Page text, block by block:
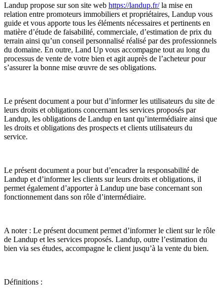
Landup propose sur son site web https://landup.fr/la mise en
relation entre promoteurs immobiliers et propriétaires, Landup vous
guide et vous apporte tous les éléments nécessaires et pertinents en
matière d’étude de faisabilité, commerciale, d’estimation de prix du
terrain ainsi qu’un conseil personnalisé réalisé par des professionnels
du domaine. En outre, Land Up vous accompagne tout au long du
processus de vente de votre bien et agit auprès de l’acheteur pour
s’assurer la bonne mise œuvre de ses obligations.
Le présent document a pour but d’informer les utilisateurs du site de
leurs droits et obligations concernant les services proposés par
Landup, les obligations de Landup en tant qu’intermédiaire ainsi que
les droits et obligations des prospects et clients utilisateurs du
service.
Le présent document a pour but d’encadrer la responsabilité de
Landup et d’informer les clients sur leurs droits et obligations, il
permet également d’apporter à Landup une base concernant son
fonctionnement dans son rôle d’intermédiaire.
A noter : Le présent document permet d’informer le client sur le rôle
de Landup et les services proposés. Landup, outre l’estimation du
bien via ses études, accompagne le client jusqu’à la vente du bien.
Définitions :